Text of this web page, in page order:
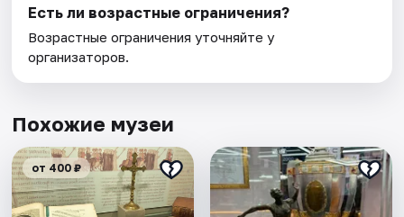
Есть ли возрастные ограничения?
Возрастные ограничения уточняйте у
организаторов.
Похожие музеи
от 400 ₽